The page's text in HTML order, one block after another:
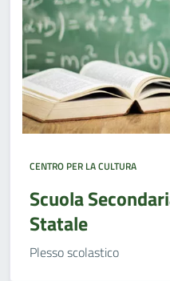
CENTRO PER LA CULTURA
Scuola
Statale
Plesso scolastico